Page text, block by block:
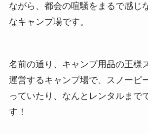
ながら、都会の喧騒をまるで感じ
なキャンプ場です。
名前の通り、キャンプ用品の王様
運営するキャンプ場で、スノーピ
っていたり、なんと レンタルまで
す ！